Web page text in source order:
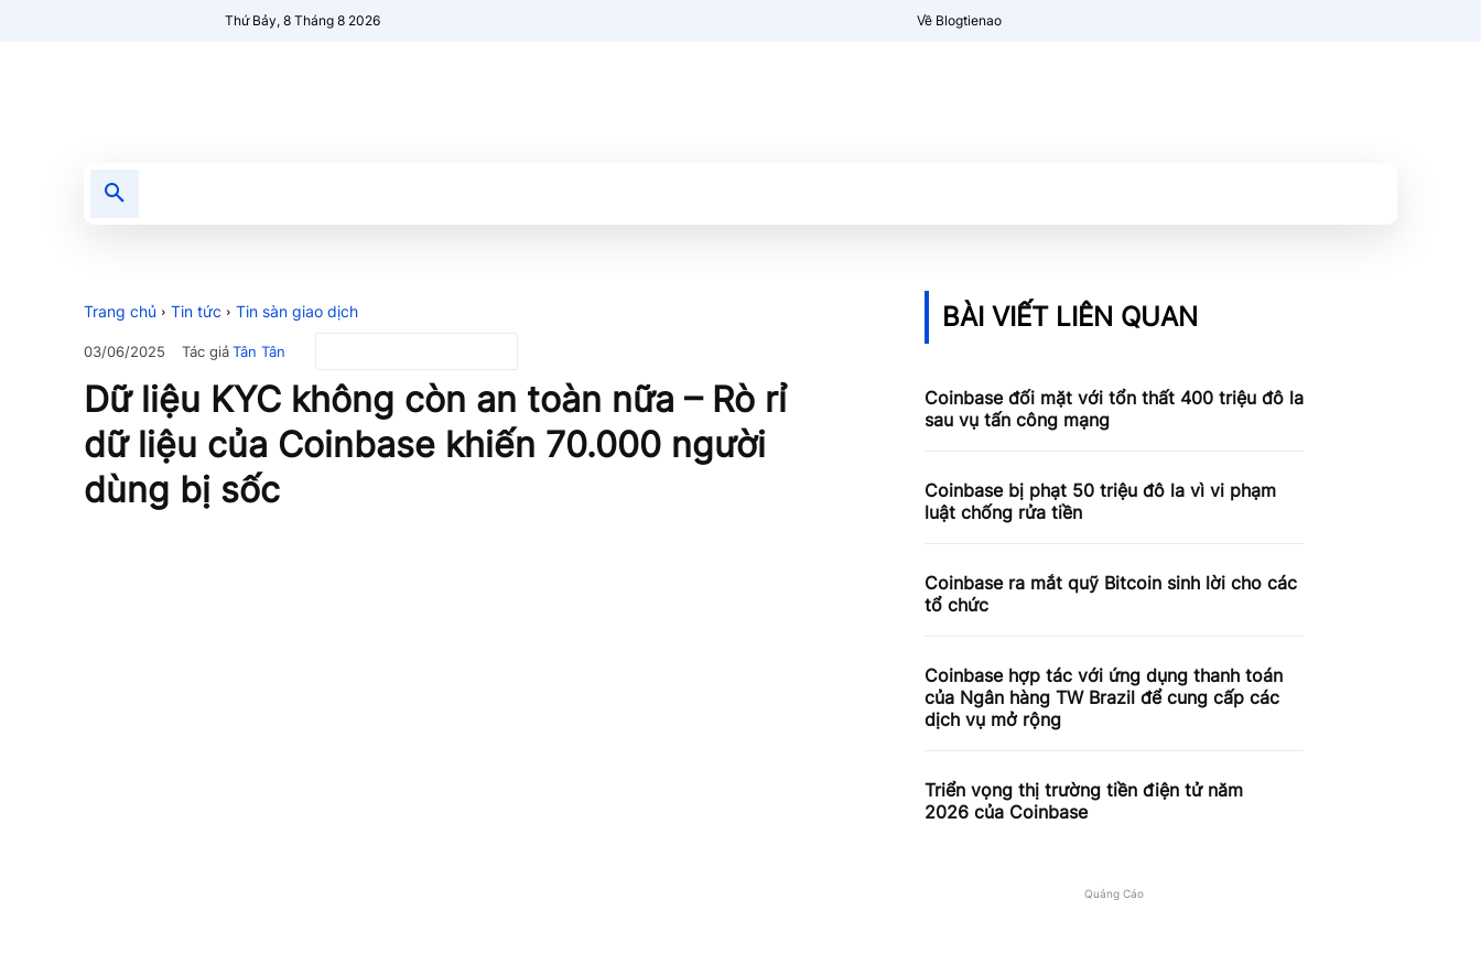
Thứ Bảy, 8 Tháng 8 2026 Về Blogtienao
Trang chủ Tin tức Tin sàn giao dịch
03/06/2025 Tác giảTân Tân
Dữ liệu KYC không còn an toàn nữa – Rò rỉ
dữ liệu của Coinbase khiến 70.000 người
dùng bị sốc
BÀI VIẾT LIÊN QUAN
Coinbase đối mặt với tổn thất 400 triệu đô la
sau vụ tấn công mạng
Coinbase bị phạt 50 triệu đô la vì vi phạm
luật chống rửa tiền
Coinbase ra mắt quỹ Bitcoin sinh lời cho các
tổ chức
Coinbase hợp tác với ứng dụng thanh toán
của Ngân hàng TW Brazil để cung cấp các
dịch vụ mở rộng
Triển vọng thị trường tiền điện tử năm
2026 của Coinbase
Quảng Cáo